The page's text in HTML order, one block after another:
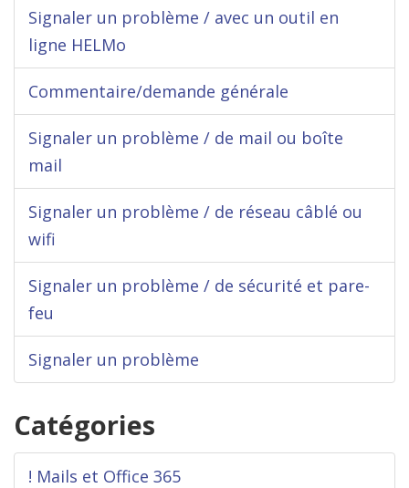
Signaler un problème / avec un outil en
ligne HELMo
Commentaire/demande générale
Signaler un problème / de mail ou boîte
mail
Signaler un problème / de réseau câblé ou
wifi
Signaler un problème / de sécurité et pare-
feu
Signaler un problème
Catégories
! Mails et Office 365